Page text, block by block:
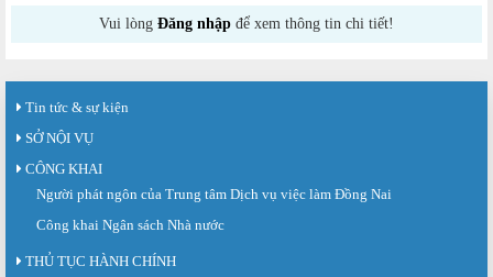
Vui lòng Đăng nhập để xem thông tin chi tiết!
Tin tức & sự kiện
SỞ NỘI VỤ
CÔNG KHAI
Người phát ngôn của Trung tâm Dịch vụ việc làm Đồng Nai
Công khai Ngân sách Nhà nước
THỦ TỤC HÀNH CHÍNH